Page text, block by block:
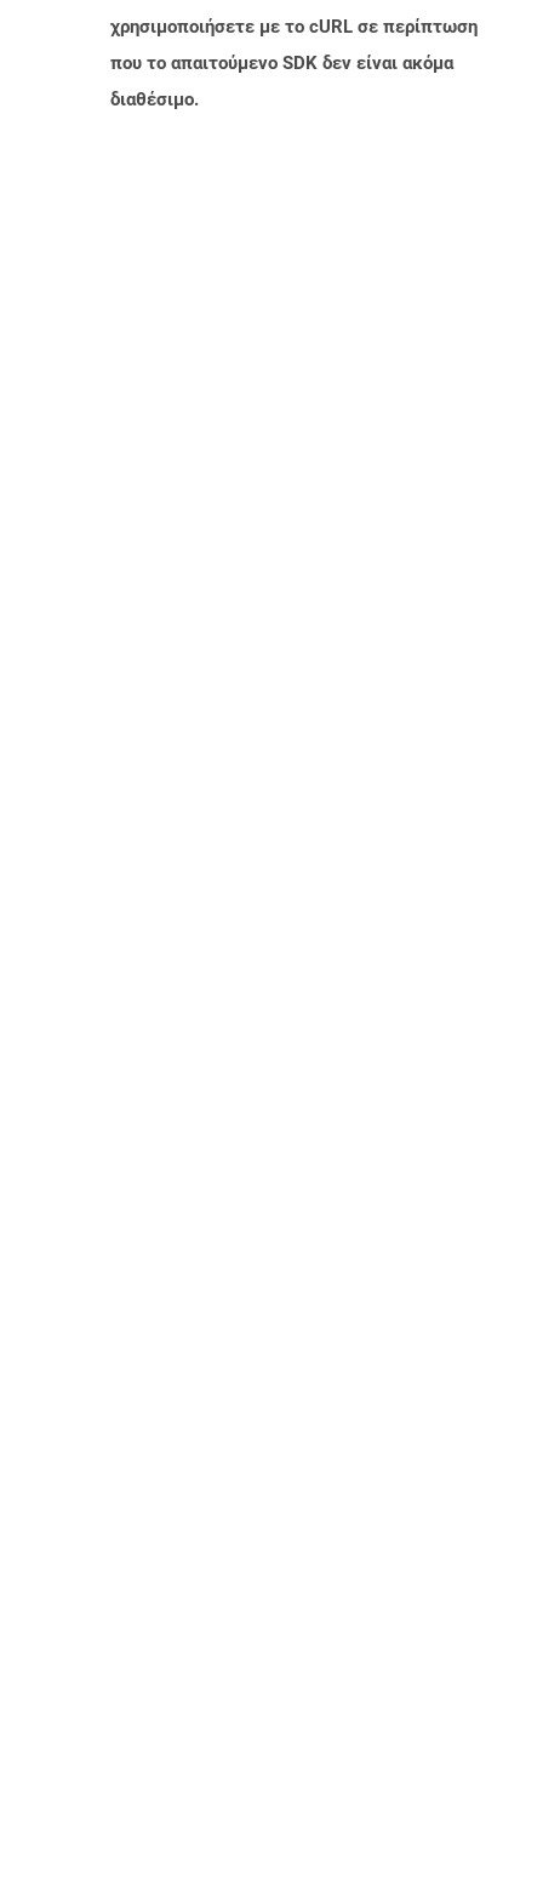
χρησιμοποιήσετε με το cURL σε περίπτωση
που το απαιτούμενο SDK δεν είναι ακόμα
διαθέσιμο.